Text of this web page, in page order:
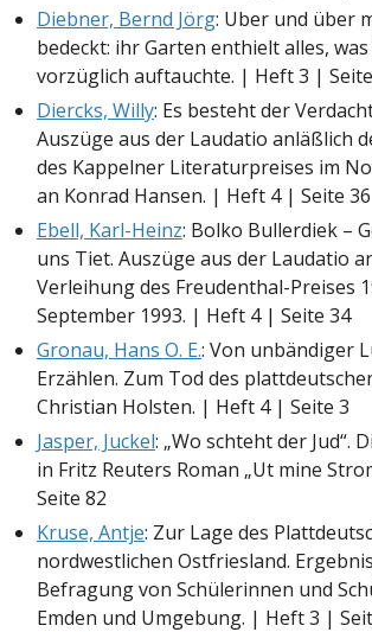
Diebner, Bernd Jörg: Uber und über
bedeckt: ihr Garten enthielt alles,
vorzüglich auftauchte. | Heft 3 |
Diercks, Willy: Es besteht der
Auszüge aus der Laudatio anläßlich
des Kappelner Literaturpreises im
an Konrad Hansen. | Heft 4 | Seite 36
Ebell, Karl-Heinz: Bolko Bullerdiek –
uns Tiet. Auszüge aus der Laudatio
Verleihung des Freudenthal-Preises
September 1993. | Heft 4 | Seite 34
Gronau, Hans O. E.: Von unbändiger
Erzählen. Zum Tod des
Christian Holsten. | Heft 4 | Seite 3
Jasper, Juckel: „Wo schteht der Jud“.
in Fritz Reuters Roman „Ut mine
Seite 82
Kruse, Antje: Zur Lage des
nordwestlichen Ostfriesland.
Befragung von Schülerinnen und
Emden und Umgebung. | Heft 3 |